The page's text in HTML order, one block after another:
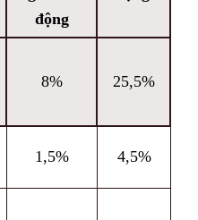
động
8% 25,5%
1,5% 4,5%